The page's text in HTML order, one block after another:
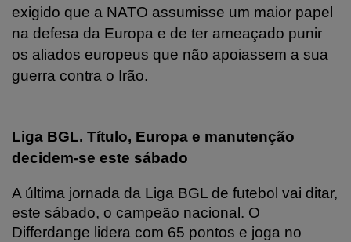
exigido que a NATO assumisse um maior papel
na defesa da Europa e de ter ameaçado punir
os aliados europeus que não apoiassem a sua
guerra contra o Irão.
Liga BGL. Título, Europa e manutenção
decidem-se este sábado
A última jornada da Liga BGL de futebol vai ditar,
este sábado, o campeão nacional. O
Differdange lidera com 65 pontos e joga no